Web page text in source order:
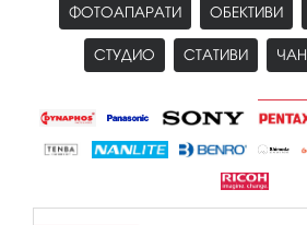
ФОТОАПАРАТИ ОБЕКТИВИ
СТУДИО СТАТИВИ